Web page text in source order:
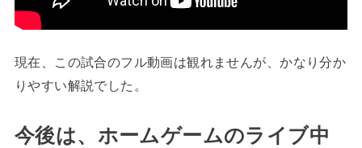
現在、この試合のフル動画は観れませんが、かなり分か
りやすい解説でした。
今後は、ホームゲームのライブ中